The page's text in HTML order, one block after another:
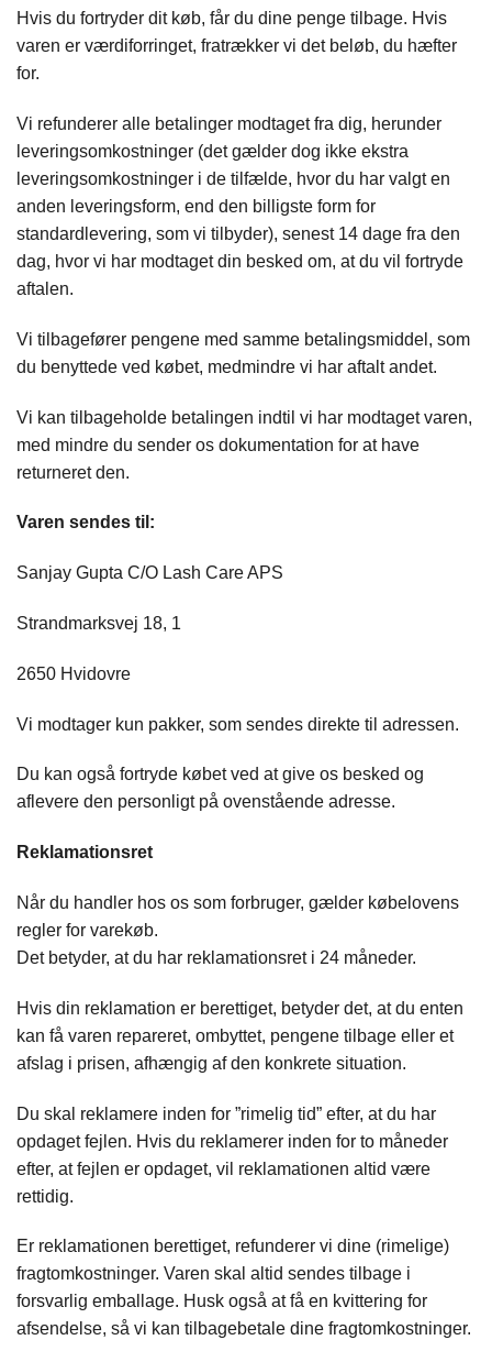
Hvis du fortryder dit køb, får du dine penge tilbage. Hvis
varen er værdiforringet, fratrækker vi det beløb, du hæfter
for.
Vi refunderer alle betalinger modtaget fra dig, herunder
leveringsomkostninger (det gælder dog ikke ekstra
leveringsomkostninger i de tilfælde, hvor du har valgt en
anden leveringsform, end den billigste form for
standardlevering, som vi tilbyder), senest 14 dage fra den
dag, hvor vi har modtaget din besked om, at du vil fortryde
aftalen.
Vi tilbagefører pengene med samme betalingsmiddel, som
du benyttede ved købet, medmindre vi har aftalt andet.
Vi kan tilbageholde betalingen indtil vi har modtaget varen,
med mindre du sender os dokumentation for at have
returneret den.
Varen sendes til:
Sanjay Gupta C/O Lash Care APS
Strandmarksvej 18, 1
2650 Hvidovre
Vi modtager kun pakker, som sendes direkte til adressen.
Du kan også fortryde købet ved at give os besked og
aflevere den personligt på ovenstående adresse.
Reklamationsret
Når du handler hos os som forbruger, gælder købelovens
regler for varekøb.
Det betyder, at du har reklamationsret i 24 måneder.
Hvis din reklamation er berettiget, betyder det, at du enten
kan få varen repareret, ombyttet, pengene tilbage eller et
afslag i prisen, afhængig af den konkrete situation.
Du skal reklamere inden for ”rimelig tid” efter, at du har
opdaget fejlen. Hvis du reklamerer inden for to måneder
efter, at fejlen er opdaget, vil reklamationen altid være
rettidig.
Er reklamationen berettiget, refunderer vi dine (rimelige)
fragtomkostninger. Varen skal altid sendes tilbage i
forsvarlig emballage. Husk også at få en kvittering for
afsendelse, så vi kan tilbagebetale dine fragtomkostninger.